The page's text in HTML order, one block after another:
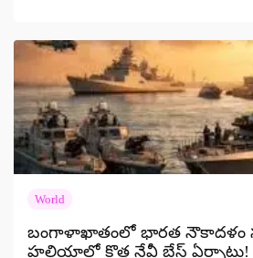
World
బంగాళాఖాతంలో భారత నౌకాదళం
హల్దియాలో కొత్త నేవీ బేస్ ఏర్పాటు!